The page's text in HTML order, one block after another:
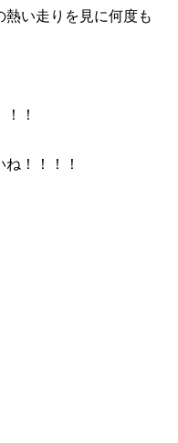
い走りを見に何度も
！
！！！！